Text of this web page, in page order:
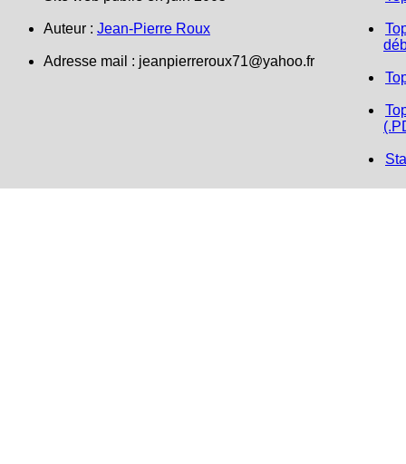
Auteur : Jean-Pierre Roux
Adresse mail : jeanpierreroux71@yahoo.fr